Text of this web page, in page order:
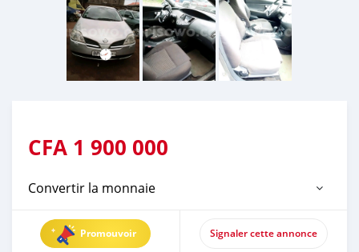
CFA 1 900 000
Convertir la monnaie
Promouvoir Signaler cette annonce